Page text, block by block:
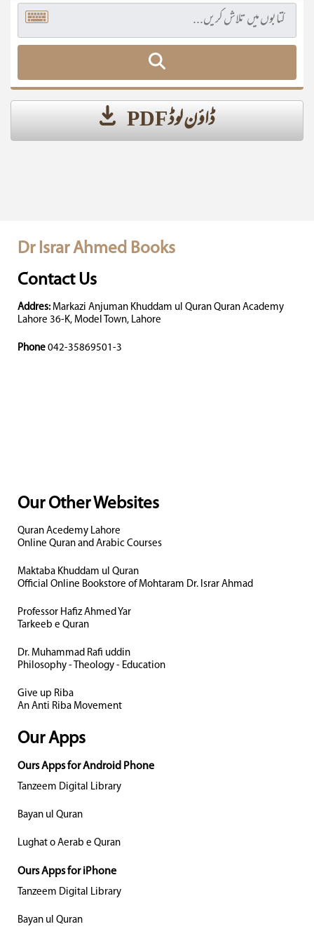
ڈاؤن لوڈ PDF
Dr Israr Ahmed Books
Contact Us
Addres: Markazi Anjuman Khuddam ul Quran Quran Academy
Lahore 36-K, Model Town, Lahore
Phone 042-35869501-3
Our Other Websites
Quran Acedemy Lahore
Online Quran and Arabic Courses
Maktaba Khuddam ul Quran
Official Online Bookstore of Mohtaram Dr. Israr Ahmad
Professor Hafiz Ahmed Yar
Tarkeeb e Quran
Dr. Muhammad Rafi uddin
Philosophy - Theology - Education
Give up Riba
An Anti Riba Movement
Our Apps
Ours Apps for Android Phone
Tanzeem Digital Library
Bayan ul Quran
Lughat o Aerab e Quran
Ours Apps for iPhone
Tanzeem Digital Library
Bayan ul Quran